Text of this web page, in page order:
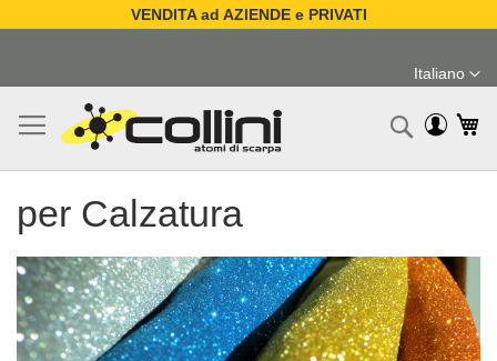
VENDITA ad AZIENDE e PRIVATI
contenuto
Lingua
Italiano
per Calzatura